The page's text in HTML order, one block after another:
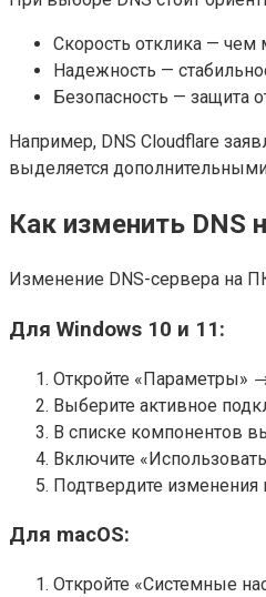
Скорость отклика — чем
Надежность —
Безопасность — защита
Например, DNS Cloudflare
выделяется
Как изменить DNS
Изменение DNS-сервера на
Для Windows 10 и 11:
Откройте «Параметры»
Выберите активное
В списке компонентов
Включите
Подтвердите изменения
Для macOS:
Откройте «Системные